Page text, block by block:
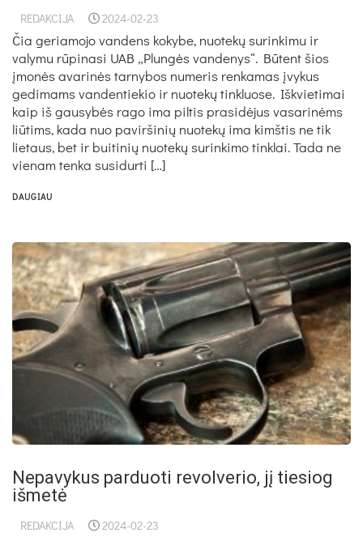
REDAKCIJA 2024-02-23
Čia geriamojo vandens kokybe, nuotekų surinkimu ir
valymu rūpinasi UAB „Plungės vandenys“. Būtent šios
įmonės avarinės tarnybos numeris renkamas įvykus
gedimams vandentiekio ir nuotekų tinkluose. Iškvietimai
kaip iš gausybės rago ima piltis prasidėjus vasarinėms
liūtims, kada nuo paviršinių nuotekų ima kimštis ne tik
lietaus, bet ir buitinių nuotekų surinkimo tinklai. Tada ne
vienam tenka susidurti […]
DAUGIAU
Nepavykus parduoti revolverio, jį tiesiog
išmetė
REDAKCIJA 2024-02-23